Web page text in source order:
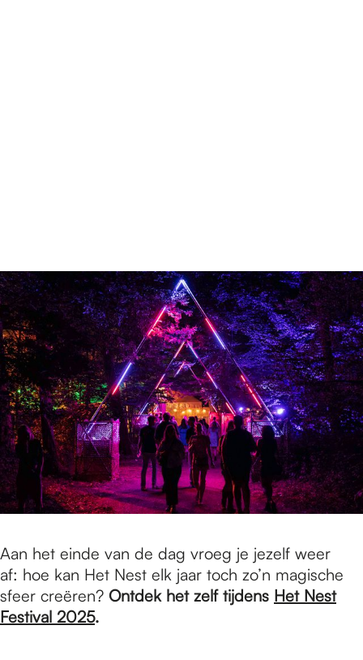
Aan het einde van de dag vroeg je jezelf weer
af: hoe kan Het Nest elk jaar toch zo’n magische
sfeer creëren? Ontdek het zelf tijdens Het Nest
Festival 2025.